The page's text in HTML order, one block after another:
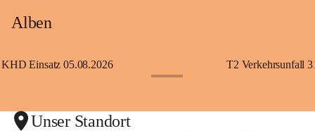
Alben
KHD Einsatz 05.08.2026 T2 Verkehrsunfall
Unser Standort